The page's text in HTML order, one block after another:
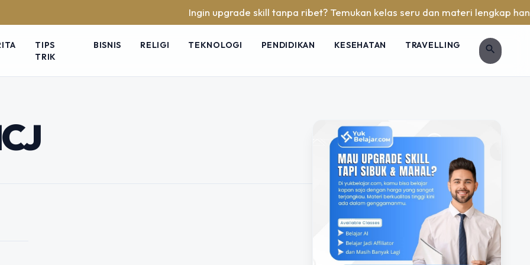
Ingin upgrade skill tanpa ribet? Temukan kelas seru dan materi lengkap
TIPS
TRIK
BISNIS RELIGI TEKNOLOGI PENDIDIKAN KESEHATAN TRAVELLING search
Bongkar
yang Jarang
Davidson selalu punya magnet